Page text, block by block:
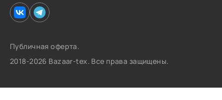
Публичная оферта.
2018-2026 Bazaar-tex. Все права защищены.